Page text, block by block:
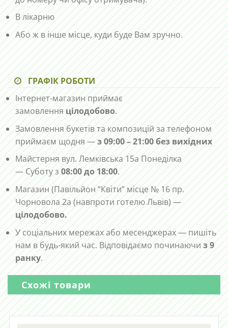
В лікарню
Або ж в інше місце, куди буде Вам зручно.
ГРАФІК РОБОТИ
Інтернет-магазин приймає
замовленняцілодобово.
Замовлення букетів та композицій за телефоном
приймаєм щодня —з 09:00 – 21:00 без вихідних
Майстерня вул. Лемківська 15а Понеділка
— Суботу з08:00 до 18:00.
Магазин (Павільйон “Квіти” місце № 16 пр.
Чорновола 2а (навпроти готелю Львів) —
цілодобово.
У соціальних мережах або месенджерах — пишіть
нам в будь-який час. Відповідаємо починаючиз 9
ранку.
Схожі товари